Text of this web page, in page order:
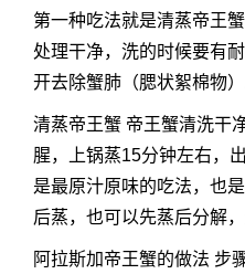
第一种吃法就是清蒸帝王
处理干净，洗的时候要有
开去除蟹肺（腮状絮棉物）
清蒸帝王蟹 帝王蟹清洗干
腥，上锅蒸15分钟左右，
是最原汁原味的吃法，也
后蒸，也可以先蒸后分解，
阿拉斯加帝王蟹的做法 步